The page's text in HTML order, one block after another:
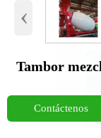
‹
Tambor
Contáctenos